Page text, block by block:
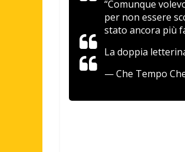
“Comunque
per non essere
stato ancora più
La doppia
— Che Tempo